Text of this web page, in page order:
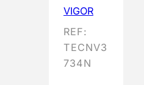
VIGOR
REF:
TECNV3
734N